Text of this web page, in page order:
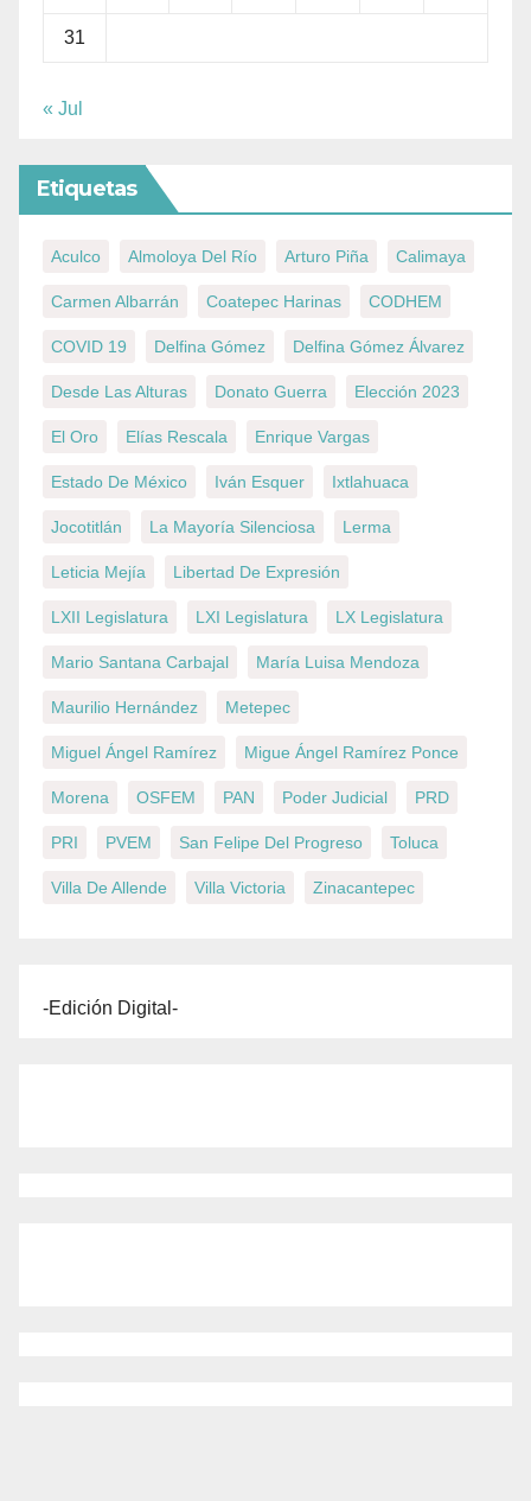
31
« Jul
Etiquetas
Aculco Almoloya Del Río Arturo Piña Calimaya
Carmen Albarrán Coatepec Harinas CODHEM
COVID 19 Delfina Gómez Delfina Gómez Álvarez
Desde Las Alturas Donato Guerra Elección 2023
El Oro Elías Rescala Enrique Vargas
Estado De México Iván Esquer Ixtlahuaca
Jocotitlán La Mayoría Silenciosa Lerma
Leticia Mejía Libertad De Expresión
LXII Legislatura LXI Legislatura LX Legislatura
Mario Santana Carbajal María Luisa Mendoza
Maurilio Hernández Metepec
Miguel Ángel Ramírez Migue Ángel Ramírez Ponce
Morena OSFEM PAN Poder Judicial PRD
PRI PVEM San Felipe Del Progreso Toluca
Villa De Allende Villa Victoria Zinacantepec
-Edición Digital-